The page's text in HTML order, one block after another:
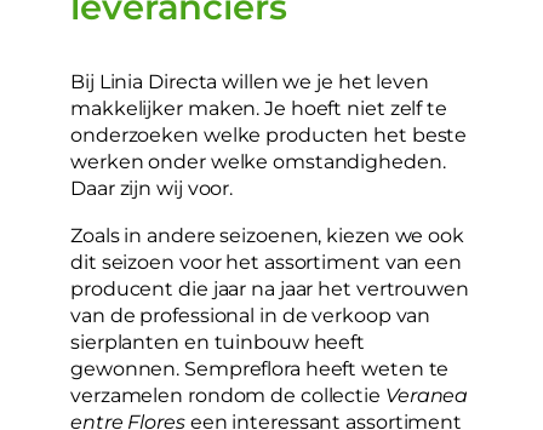
Bij Linia Directa willen we je het leven
makkelijker maken. Je hoeft niet zelf te
onderzoeken welke producten het beste
werken onder welke omstandigheden.
Daar zijn wij voor.
Zoals in andere seizoenen, kiezen we ook
dit seizoen voor het assortiment van een
producent die jaar na jaar het vertrouwen
van de professional in de verkoop van
sierplanten en tuinbouw heeft
gewonnen. Sempreflora heeft weten te
verzamelen rondom de collectie Veranea
entre Floreseen interessant assortiment